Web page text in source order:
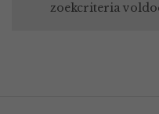
zoekcriteria